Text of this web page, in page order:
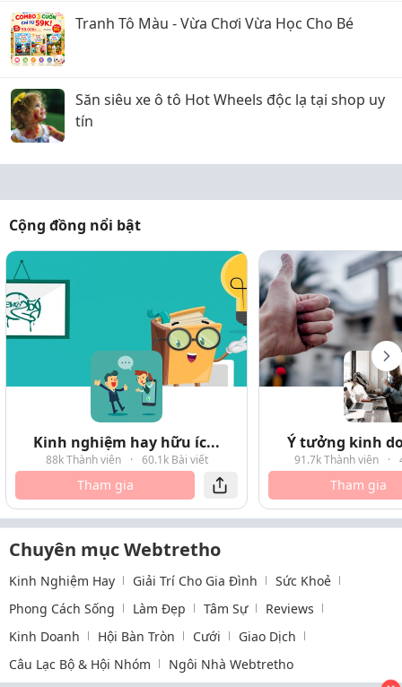
Tranh Tô Màu - Vừa Chơi Vừa Học Cho Bé
Săn siêu xe ô tô Hot Wheels độc lạ tại shop uy
tín
Cộng đồng nổi bật
Kinh nghiệm hay hữu íc...
88k Thành viên · 60.1k Bài viết
Tham gia
Ý tưởng kinh
91.7k Thành viên ·
Tham gia
Chuyên mục Webtretho
Kinh Nghiệm Hay Giải Trí Cho Gia Đình
Sức Khoẻ
Phong Cách Sống
Làm Đẹp Tâm Sự
Reviews
Kinh Doanh
Hội Bàn Tròn Cưới
Giao Dịch
Câu Lạc Bộ & Hội Nhóm
Ngôi Nhà Webtretho